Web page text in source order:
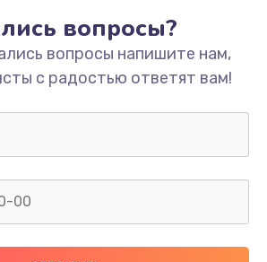
вопросы?
вопросы напишите нам,
с радостью ответят вам!